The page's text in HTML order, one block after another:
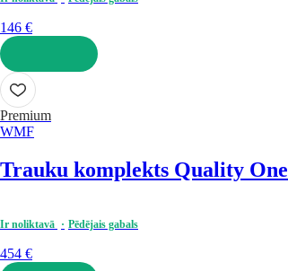
146 €
LIKT GROZĀ
Premium
WMF
Trauku komplekts Quality One
Ir noliktavā Pēdējais gabals
454 €